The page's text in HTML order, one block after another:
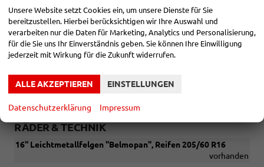
Umgebungsbeleuchtung mit Welcome light
vorhanden
Coming Home/Leaving Home Funktion
vorhanden
Wärmeschutzverglasung
vorhanden
Außenspiegel elektrisch einstell-, anklapp-, beheizbar
RÄDER & TECHNIK
16'' Leichtmetallfelgen ''Belmopan'', Reifen 205/60 R16
vorhanden
Unsere Website setzt Cookies ein, um unsere Dienste für Sie
bereitzustellen. Hierbei berücksichtigen wir Ihre Auswahl und
verarbeiten nur die Daten für Marketing, Analytics und Personalisierung,
für die Sie uns Ihr Einverständnis geben. Sie können Ihre Einwilligung
jederzeit mit Wirkung für die Zukunft widerrufen.
ALLE AKZEPTIEREN EINSTELLUNGEN
Datenschutzerklärung Impressum